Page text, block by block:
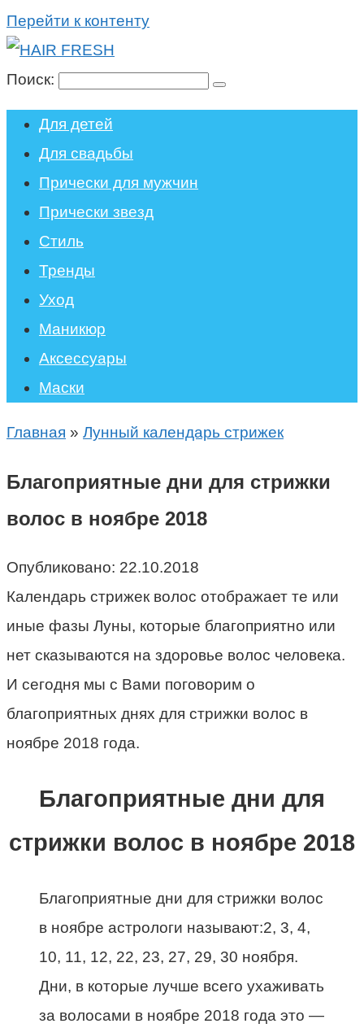
Перейти к контенту
Поиск:
Для детей
Для свадьбы
Прически для мужчин
Прически звезд
Стиль
Тренды
Уход
Маникюр
Аксессуары
Маски
Главная » Лунный календарь стрижек
Благоприятные дни для стрижки
волос в ноябре 2018
Опубликовано: 22.10.2018
Календарь стрижек волос отображает те или
иные фазы Луны, которые благоприятно или
нет сказываются на здоровье волос человека.
И сегодня мы с Вами поговорим о
благоприятных днях для стрижки волос в
ноябре 2018 года.
Благоприятные дни для
стрижки волос в ноябре 2018
Благоприятные дни для стрижки волос
в ноябре астрологи называют:2, 3, 4,
10, 11, 12, 22, 23, 27, 29, 30 ноября.
Дни, в которые лучше всего ухаживать
за волосами в ноябре 2018 года это —